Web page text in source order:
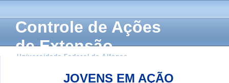
Controle de Ações
de Extensão
Universidade Federal de Alfenas
JOVENS EM AÇÃO